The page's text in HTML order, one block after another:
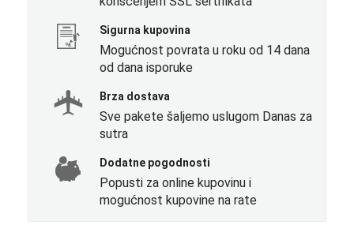
Sigurna kupovina
Mogućnost povrata u roku od 14 dana
od dana isporuke
Brza dostava
Sve pakete šaljemo uslugom Danas za
sutra
Dodatne pogodnosti
Popusti za online kupovinu i
mogućnost kupovine na rate